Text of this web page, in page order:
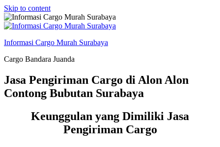
Skip to content
Informasi Cargo Murah Surabaya
Cargo Bandara Juanda
Jasa Pengiriman Cargo di Alon Alon
Contong Bubutan Surabaya
Keunggulan yang Dimiliki Jasa
Pengiriman Cargo